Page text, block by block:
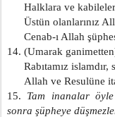
Halklara ve kabilelere
Üstün olanlarınız
Cenab-ı Allah
14. (Umarak
Rabıtamız islamdır,
Allah ve Resulüne
15. Tam inanalar
sonra şüpheye